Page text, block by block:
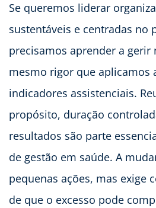
Se queremos liderar
sustentáveis e centradas no
precisamos aprender a
mesmo rigor que aplicamos
indicadores assistenciais.
propósito, duração
resultados são parte
de gestão em saúde. A
pequenas ações, mas exige
de que o excesso pode